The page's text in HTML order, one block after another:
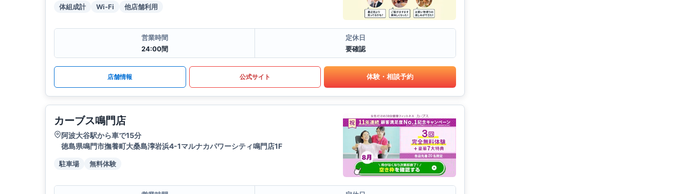
体組成計 Wi-Fi 他店舗利用
営業時間
24:00間
定休日
要確認
店舗情報 公式サイト 体験・相談予約
カーブス鳴門店
阿波大谷駅から車で15分
徳島県鳴門市撫養町大桑島濘岩浜4-1マルナカパワーシティ鳴門店1F
駐車場 無料体験